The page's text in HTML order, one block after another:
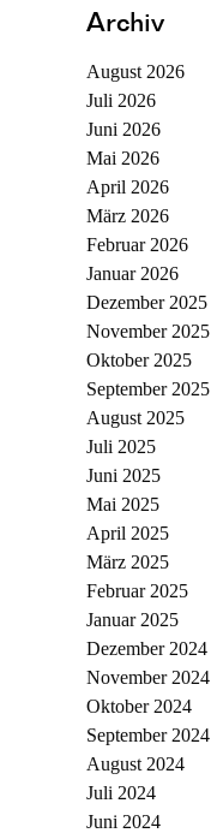
Archiv
August 2026
Juli 2026
Juni 2026
Mai 2026
April 2026
März 2026
Februar 2026
Januar 2026
Dezember 2025
November 2025
Oktober 2025
September 2025
August 2025
Juli 2025
Juni 2025
Mai 2025
April 2025
März 2025
Februar 2025
Januar 2025
Dezember 2024
November 2024
Oktober 2024
September 2024
August 2024
Juli 2024
Juni 2024